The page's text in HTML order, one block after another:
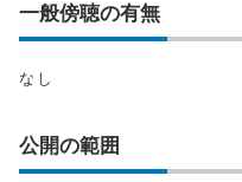
一般傍聴の有無
なし
公開の範囲